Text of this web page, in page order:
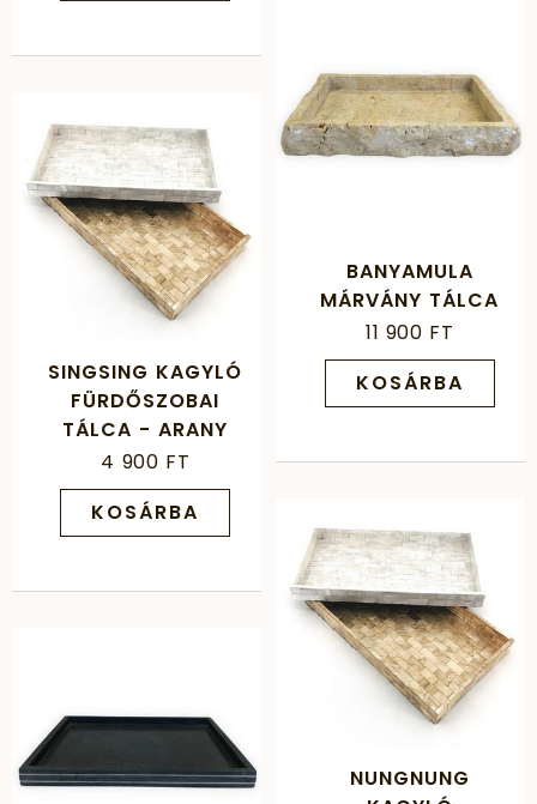
BANYAMULA
MÁRVÁNY TÁLCA
11 900 FT
KOSÁRBA
SINGSING KAGYLÓ
FÜRDŐSZOBAI
TÁLCA - ARANY
4 900 FT
KOSÁRBA
NUNGNUNG